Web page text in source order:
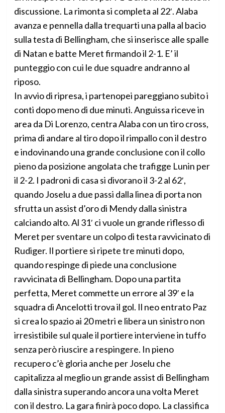
discussione. La rimonta si completa al 22′. Alaba
avanza e pennella dalla trequarti una palla al bacio
sulla testa di Bellingham, che si inserisce alle spalle
di Natan e batte Meret firmando il 2-1. E’ il
punteggio con cui le due squadre andranno al
riposo.
In avvio di ripresa, i partenopei pareggiano subito i
conti dopo meno di due minuti. Anguissa riceve in
area da Di Lorenzo, centra Alaba con un tiro cross,
prima di andare al tiro dopo il rimpallo con il destro
e indovinando una grande conclusione con il collo
pieno da posizione angolata che trafigge Lunin per
il 2-2. I padroni di casa si divorano il 3-2 al 62′,
quando Joselu a due passi dalla linea di porta non
sfrutta un assist d’oro di Mendy dalla sinistra
calciando alto. Al 31′ ci vuole un grande riflesso di
Meret per sventare un colpo di testa ravvicinato di
Rudiger. Il portiere si ripete tre minuti dopo,
quando respinge di piede una conclusione
ravvicinata di Bellingham. Dopo una partita
perfetta, Meret commette un errore al 39′ e la
squadra di Ancelotti trova il gol. Il neo entrato Paz
si crea lo spazio ai 20 metri e libera un sinistro non
irresistibile sul quale il portiere interviene in tuffo
senza però riuscire a respingere. In pieno
recupero c’è gloria anche per Joselu che
capitalizza al meglio un grande assist di Bellingham
dalla sinistra superando ancora una volta Meret
con il destro. La gara finirà poco dopo. La classifica